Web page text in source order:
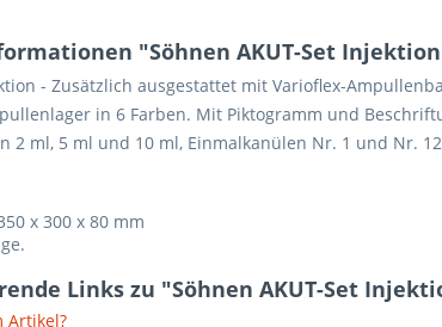
"Söhnen AKUT-Set
- Zusätzlich ausgestattet mit Varioflex-
in 6 Farben. Mit Piktogramm und
2 ml, 5 ml und 10 ml, Einmalkanülen Nr. 1 und Nr.
x 300 x 80 mm
Links zu "Söhnen AKUT-Set
Artikel?